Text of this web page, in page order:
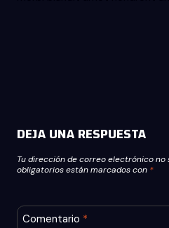
DE
DEJA UNA RESPUESTA
Tu dirección de correo electrónico no
obligatorios están marcados con *
Comentario *